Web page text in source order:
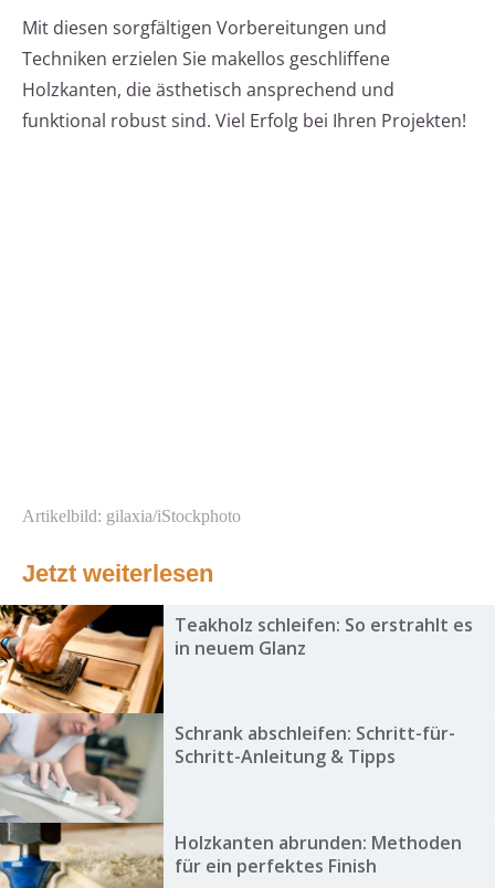
Mit diesen sorgfältigen Vorbereitungen und
Techniken erzielen Sie makellos geschliffene
Holzkanten, die ästhetisch ansprechend und
funktional robust sind. Viel Erfolg bei Ihren Projekten!
Artikelbild: gilaxia/iStockphoto
Jetzt weiterlesen
Teakholz schleifen: So erstrahlt es
in neuem Glanz
Schrank abschleifen: Schritt-für-
Schritt-Anleitung & Tipps
Holzkanten abrunden: Methoden
für ein perfektes Finish